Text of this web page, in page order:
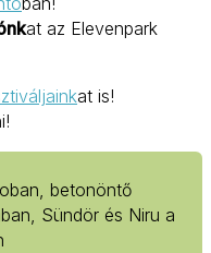
at az Elevenpark
at is!
betonöntő
Sündör és Niru a